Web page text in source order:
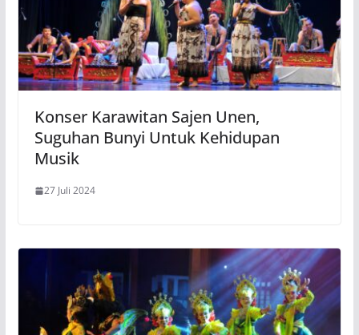
Konser Karawitan Sajen Unen,
Suguhan Bunyi Untuk Kehidupan
Musik
27 Juli 2024